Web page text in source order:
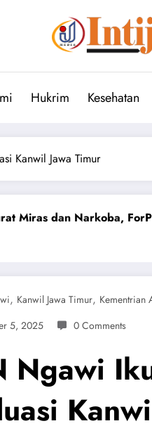
Hukrim Kesehatan
Kanwil Jawa Timur
ForPiS Desak DPRD
, Kanwil Jawa Timur, Kementrian
5, 2025
0 Comments
Ngawi